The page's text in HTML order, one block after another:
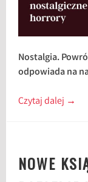
Nostalgia.
odpowiada na
Czytaj dalej →
NOWE